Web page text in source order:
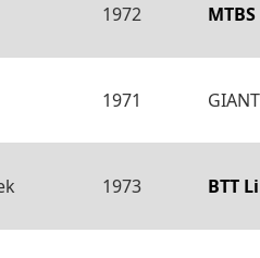
1972 MTBS
1971
1973 BTT